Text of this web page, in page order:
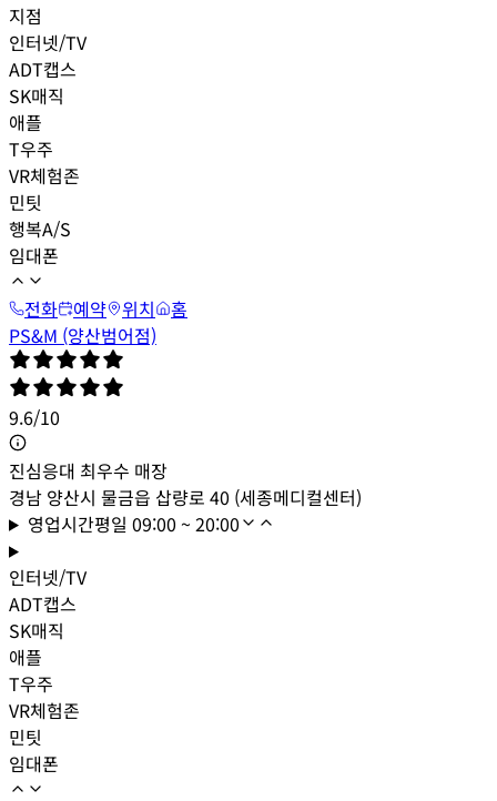
지점
인터넷/TV
ADT캡스
SK매직
애플
T우주
VR체험존
민팃
행복A/S
임대폰
전화
예약 위치
홈
PS&M (양산범어점)
9.6/10
진심응대 최우수 매장
경남 양산시 물금읍 삽량로 40 (세종메디컬센터)
영업시간평일 09:00 ~ 20:00
인터넷/TV
ADT캡스
SK매직
애플
T우주
VR체험존
민팃
임대폰